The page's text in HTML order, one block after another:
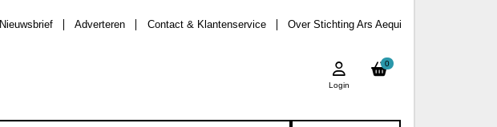
Over Stichting Ars Aequi
Contact & Klantenservice
Adverteren
Nieuwsbrief
0
Login